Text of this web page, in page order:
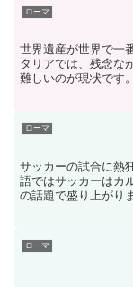
ローマ
世界遺産が世界で一
タリアでは、残念な
難しいのが現状です
ローマ
サッカーの試合に熱
語ではサッカーはカ
の話題で盛り上がり
ローマ